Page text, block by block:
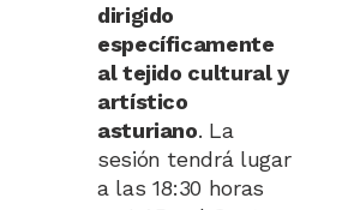
dirigido
específicamente
al tejido cultural y
artístico
asturiano. La
sesión tendrá lugar
a las 18:30 horas